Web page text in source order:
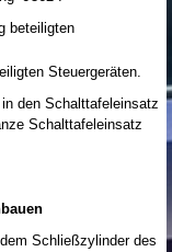
beteiligten
Steuergeräten.
den Schalttafeleinsatz
Schalttafeleinsatz
Schließzylinder des